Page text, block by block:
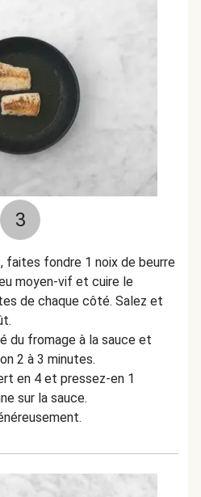
3
faites fondre 1 noix de beurre
moyen-vif et cuire le
de chaque côté. Salez et
du fromage à la sauce et
2 à 3 minutes.
en 4 et pressez-en 1
sur la sauce.